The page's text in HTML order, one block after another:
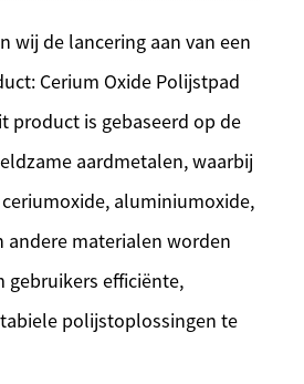
wij de lancering aan van een
Cerium Oxide Polijstpad
product is gebaseerd op de
aardmetalen, waarbij
aluminiumoxide,
andere materialen worden
gebruikers efficiënte,
polijstoplossingen te